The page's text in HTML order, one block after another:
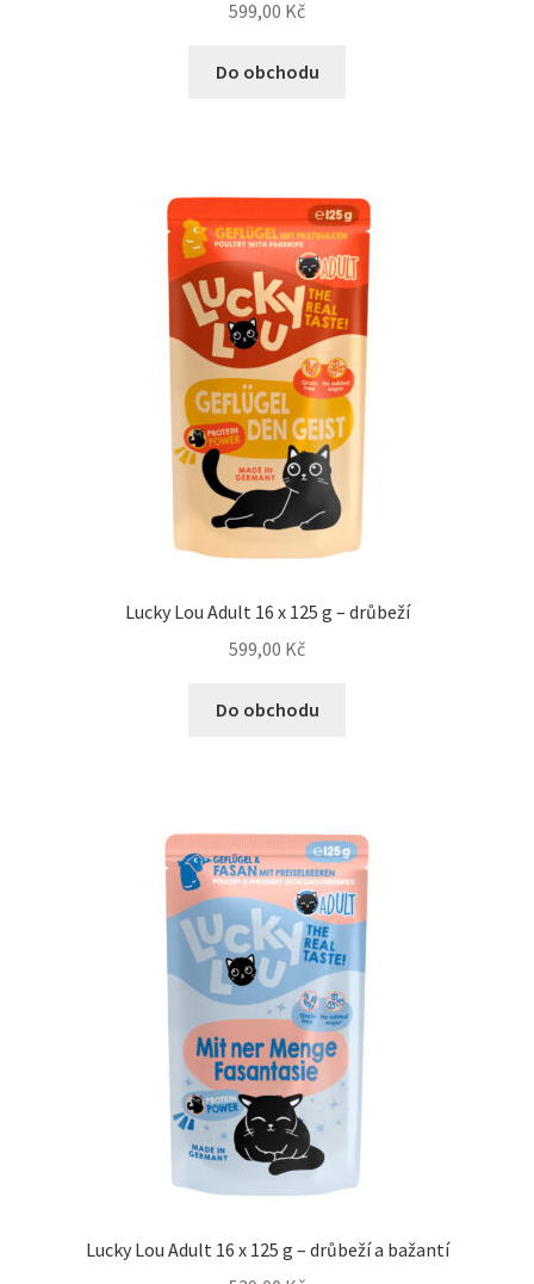
599,00 Kč
Do obchodu
Lucky Lou Adult 16 x 125 g – drůbeží
599,00 Kč
Do obchodu
Lucky Lou Adult 16 x 125 g – drůbeží a bažantí